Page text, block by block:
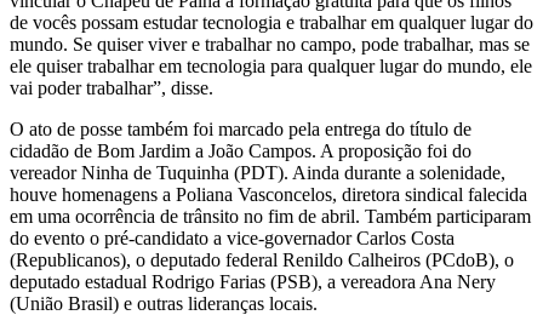
de vocês possam estudar tecnologia e trabalhar em qualquer lugar do
mundo. Se quiser viver e trabalhar no campo, pode trabalhar, mas se
ele quiser trabalhar em tecnologia para qualquer lugar do mundo, ele
vai poder trabalhar”, disse.
O ato de posse também foi marcado pela entrega do título de
cidadão de Bom Jardim a João Campos. A proposição foi do
vereador Ninha de Tuquinha (PDT). Ainda durante a solenidade,
houve homenagens a Poliana Vasconcelos, diretora sindical falecida
em uma ocorrência de trânsito no fim de abril. Também participaram
do evento o pré-candidato a vice-governador Carlos Costa
(Republicanos), o deputado federal Renildo Calheiros (PCdoB), o
deputado estadual Rodrigo Farias (PSB), a vereadora Ana Nery
(União Brasil) e outras lideranças locais.